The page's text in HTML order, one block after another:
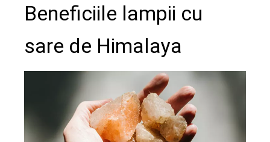
Beneficiile lampii cu
sare de Himalaya